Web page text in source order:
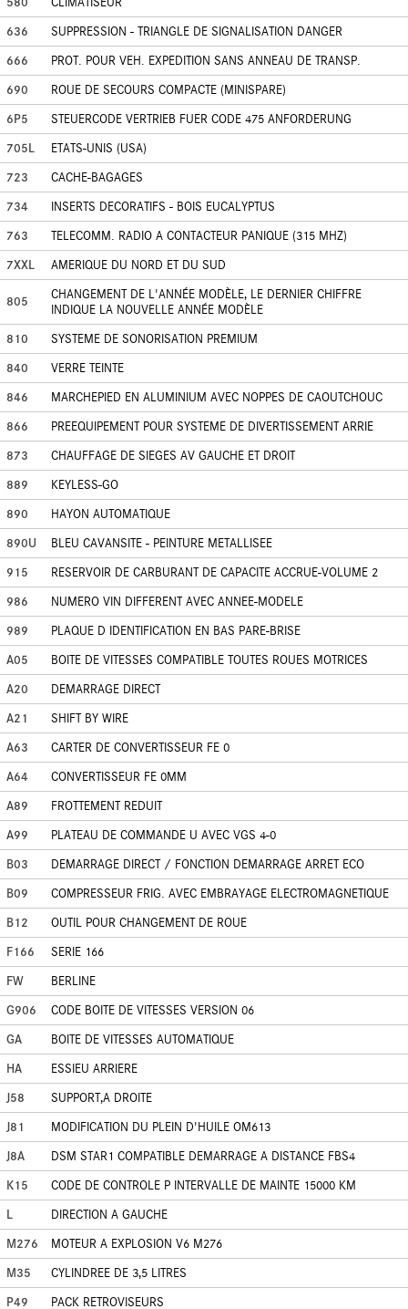
636
SUPPRESSION - TRIANGLE DE SIGNALISATION DANGER
666
PROT. POUR VEH. EXPEDITION SANS ANNEAU DE TRANSP.
690
ROUE DE SECOURS COMPACTE (MINISPARE)
6P5
STEUERCODE VERTRIEB FUER CODE 475 ANFORDERUNG
705L
ETATS-UNIS (USA)
723
CACHE-BAGAGES
734
INSERTS DECORATIFS - BOIS EUCALYPTUS
763
TELECOMM. RADIO A CONTACTEUR PANIQUE (315 MHZ)
7XXL
AMERIQUE DU NORD ET DU SUD
805
CHANGEMENT DE L'ANNÉE MODÈLE, LE DERNIER CHIFFRE
INDIQUE LA NOUVELLE ANNÉE MODÈLE
810
SYSTEME DE SONORISATION PREMIUM
840
VERRE TEINTE
846
MARCHEPIED EN ALUMINIUM AVEC NOPPES DE CAOUTCHOUC
866
PREEQUIPEMENT POUR SYSTEME DE DIVERTISSEMENT ARRIE
873
CHAUFFAGE DE SIEGES AV GAUCHE ET DROIT
889
KEYLESS-GO
890
HAYON AUTOMATIQUE
890U
BLEU CAVANSITE - PEINTURE METALLISEE
915
RESERVOIR DE CARBURANT DE CAPACITE ACCRUE-VOLUME 2
986
NUMERO VIN DIFFERENT AVEC ANNEE-MODELE
989
PLAQUE D IDENTIFICATION EN BAS PARE-BRISE
A05
BOITE DE VITESSES COMPATIBLE TOUTES ROUES MOTRICES
A20
DEMARRAGE DIRECT
A21
SHIFT BY WIRE
A63
CARTER DE CONVERTISSEUR FE 0
A64
CONVERTISSEUR FE 0MM
A89
FROTTEMENT REDUIT
A99
PLATEAU DE COMMANDE U AVEC VGS 4-0
B03
DEMARRAGE DIRECT / FONCTION DEMARRAGE ARRET ECO
B09
COMPRESSEUR FRIG. AVEC EMBRAYAGE ELECTROMAGNETIQUE
B12
OUTIL POUR CHANGEMENT DE ROUE
F166
SERIE 166
FW
BERLINE
G906
CODE BOITE DE VITESSES VERSION 06
GA
BOITE DE VITESSES AUTOMATIQUE
HA
ESSIEU ARRIERE
J58
SUPPORT,A DROITE
J81
MODIFICATION DU PLEIN D'HUILE OM613
J8A
DSM STAR1 COMPATIBLE DEMARRAGE A DISTANCE FBS4
K15
CODE DE CONTROLE P INTERVALLE DE MAINTE 15000 KM
L
DIRECTION A GAUCHE
M276
MOTEUR A EXPLOSION V6 M276
M35
CYLINDREE DE 3,5 LITRES
P49
PACK RETROVISEURS